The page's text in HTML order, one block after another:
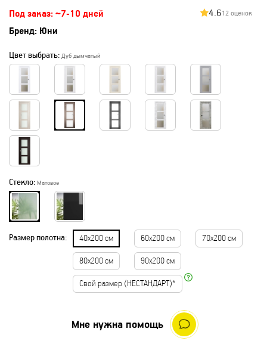
Под заказ: ~7-10 дней 4.612 оценок
Бренд: Юни
Цвет выбрать: Дуб дымчатый
Стекло: Матовое
Размер полотна: 40х200 см 60х200 см 70х200 см
80х200 см 90х200 см
Свой размер (НЕСТАНДАРТ)*
Мне нужна помощь